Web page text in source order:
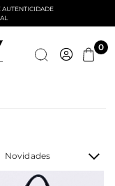
cnpj 0
Novidades